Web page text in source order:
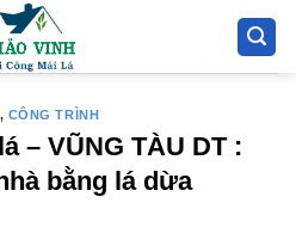
, CÔNG TRÌNH
– VŨNG TÀU DT :
bằng lá dừa